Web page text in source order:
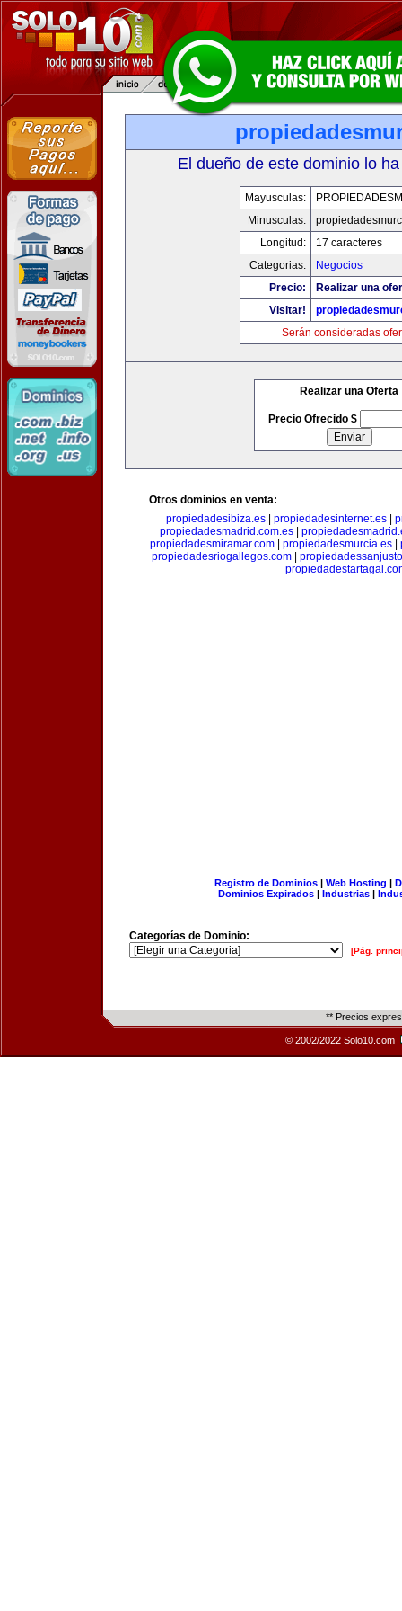
El dueño de este dominio lo
Mayusculas:
Minusculas:
Longitud:
17 caracteres
Categorias:
Negocios
Precio:
Realizar una
Visitar!
Serán consideradas
Realizar una Oferta
Precio Ofrecido $
Otros dominios en venta:
propiedadesibiza.es
propiedadesinternet.es
propiedadesmadrid.com.es
propiedadesmiramar.com
propiedadesmurcia.es
propiedadesriogallegos.com|
Registro de Dominios| Web Hosting |
Dominios Expirados | Industrias |
Categorías de Dominio:
[Pág.
** Precios
© 2002/2022 Solo10.com